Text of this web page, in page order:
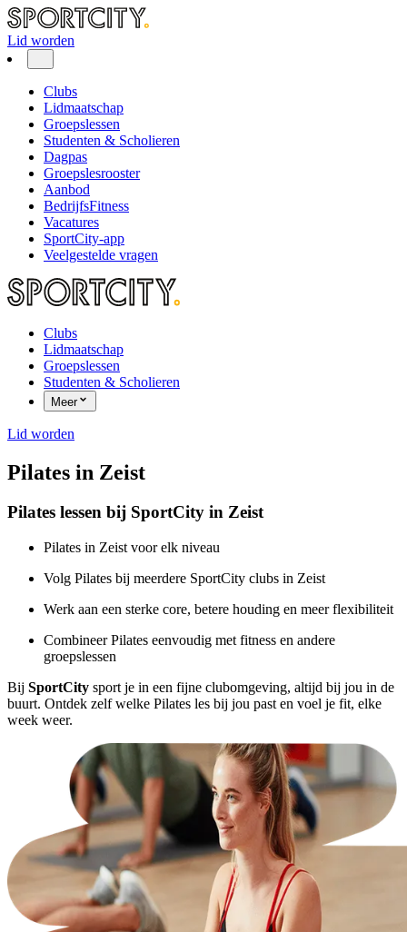
Lid worden
Clubs
Lidmaatschap
Groepslessen
Studenten & Scholieren
Dagpas
Groepslesrooster
Aanbod
BedrijfsFitness
Vacatures
SportCity-app
Veelgestelde vragen
Clubs
Lidmaatschap
Groepslessen
Studenten & Scholieren
Meer
Lid worden
Pilates in Zeist
Pilates lessen bij SportCity in Zeist
Pilates in Zeist voor elk niveau
Volg Pilates bij meerdere SportCity clubs in Zeist
Werk aan een sterke core, betere houding en meer flexibiliteit
Combineer Pilates eenvoudig met fitness en andere
groepslessen
Bij SportCity sport je in een fijne clubomgeving, altijd bij jou in de
buurt. Ontdek zelf welke Pilates les bij jou past en voel je fit, elke
week weer.